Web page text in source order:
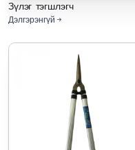
Зүлэг тэгшлэгч
Дэлгэрэнгүй